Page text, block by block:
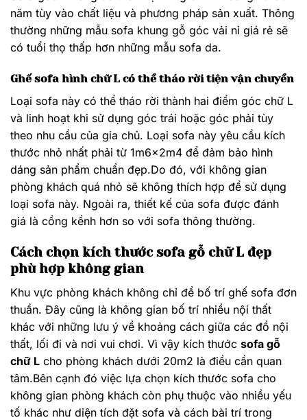
năm tùy vào chất liệu và phương pháp sản xuất. Thông
thường những mẫu sofa khung gỗ góc vải nỉ giá rẻ sẽ
có tuổi thọ thấp hơn những mẫu sofa da.
Ghế sofa hình chữ L có thể tháo rời tiện vận chuyển
Loại sofa này có thể tháo rời thành hai điểm góc chữ L
và linh hoạt khi sử dụng góc trái hoặc góc phải tùy
theo nhu cầu của gia chủ. Loại sofa này yêu cầu kích
thước nhỏ nhất phải từ 1m6x2m4 để đảm bảo hình
dáng sản phẩm chuẩn đẹp.Do đó, với không gian
phòng khách quá nhỏ sẽ không thích hợp để sử dụng
loại sofa này. Ngoài ra, thiết kế của sofa được đánh
giá là cồng kềnh hơn so với sofa thông thường.
Cách chọn kích thước sofa gỗ chữ L đẹp
phù hợp không gian
Khu vực phòng khách không chỉ để bố trí ghế sofa đơn
thuần. Đây cũng là không gian bố trí nhiều nội thất
khác với những lưu ý về khoảng cách giữa các đồ nội
thất, lối đi và nơi vui chơi. Vì vậy kích thước sofa gỗ
chữ L cho phòng khách dưới 20m2 là điều cần quan
tâm.Bên cạnh đó việc lựa chọn kích thước sofa cho
không gian phòng khách còn phụ thuộc vào nhiều yếu
tố khác như diện tích đặt sofa và cách bài trí trong